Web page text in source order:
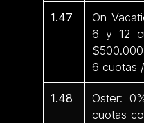
1.47
On
6 y 12
6 cuotas
1.48
Oster:
cuotas